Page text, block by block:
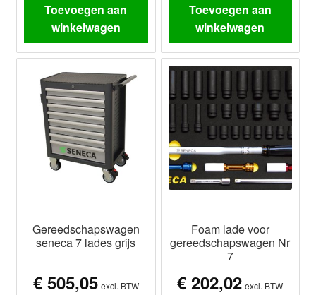
Toevoegen aan
winkelwagen
Toevoegen aan
winkelwagen
Gereedschapswagen
seneca 7 lades grijs
€505,05 excl. BTW
Foam lade voor
gereedschapswagen Nr
7
€ 202,02 excl. BTW